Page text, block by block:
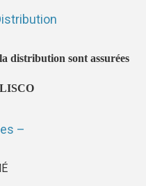
distribution sont assurées
–